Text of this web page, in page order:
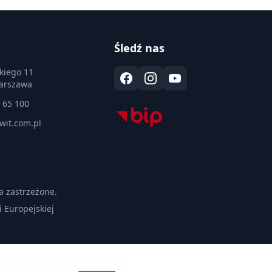
11
65 100
Śledź nas
zastrzeżone.
Europejskiej